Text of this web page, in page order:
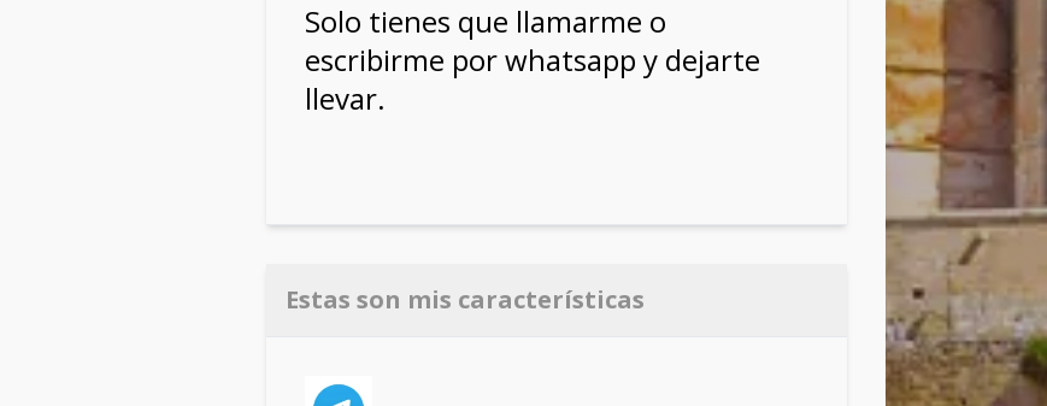
Solo tienes que llamarme o
escribirme por whatsapp y dejarte
llevar.
Estas son mis características